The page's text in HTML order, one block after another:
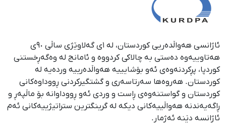
ئاژانسی هەواڵدەریی کوردستان، لە ١ی گەلاوێژی ساڵی ٩٠ی
هەتاوییەوە دەستی بە چالاکی کردووە و ئامانج لە وەگەڕخستنی
كوردپا، پڕكردنەوەی ئەو بۆشایییە هەواڵدەرییە وردەیە لە
كوردستان. هەروەها سەرتاسەری و گشتگیركردنی ڕووداوەكانی
كوردستان و گواستنەوەی ڕاست و وردی ئەو ڕووداوانە بۆ ماڵپەڕ و
ڕاگەیەندنە هەواڵییەكانی دیكە لە گرینگترین ستراتیژییەكانی ئەم
ئاژانسە دێنە ئەژمار.